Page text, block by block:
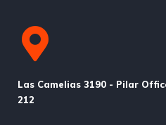
Las Camelias 3190 - Pilar
212